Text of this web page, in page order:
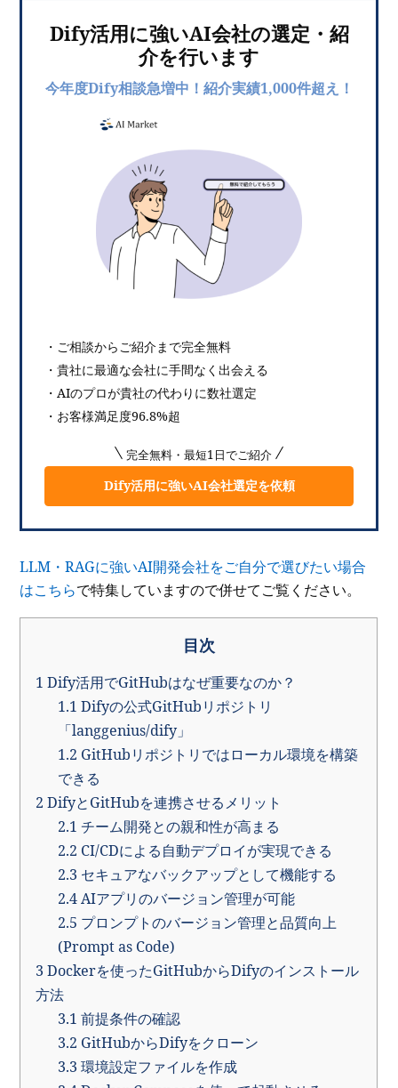
Dify活用に強いAI会社の選定・紹
介を行います
今年度Dify相談急増中！紹介実績1,000件超え！
・ご相談からご紹介まで完全無料
・貴社に最適な会社に手間なく出会える
・AIのプロが貴社の代わりに数社選定
・お客様満足度96.8%超
完全無料・最短1日でご紹介
Dify活用に強いAI会社選定を依頼
LLM・RAGに強いAI開発会社をご自分で選びたい場合
はこちらで特集していますので併せてご覧ください。
目次
1 Dify活用でGitHubはなぜ重要なのか？
1.1 Difyの公式GitHubリポジトリ
「langgenius/dify」
1.2 GitHubリポジトリではローカル環境を構築
できる
2 DifyとGitHubを連携させるメリット
2.1 チーム開発との親和性が高まる
2.2 CI/CDによる自動デプロイが実現できる
2.3 セキュアなバックアップとして機能する
2.4AIアプリのバージョン管理が可能
2.5 プロンプトのバージョン管理と品質向上
(Prompt as Code)
3 Dockerを使ったGitHubからDifyのインストール
方法
3.1 前提条件の確認
3.2 GitHubからDifyをクローン
3.3 環境設定ファイルを作成